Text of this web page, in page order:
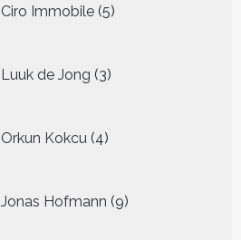
Ciro Immobile 5
producten
Luuk de Jong 3
producten
Orkun Kokcu 4
producten
Jonas Hofmann 9
producten